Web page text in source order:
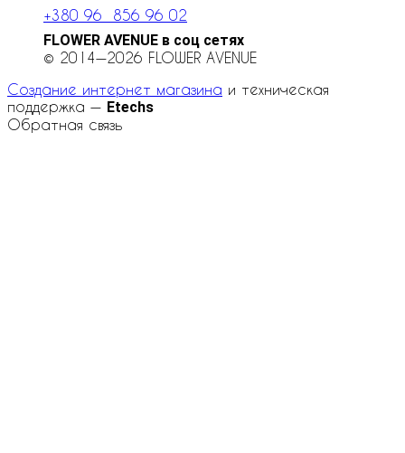
+380 96 856 96 02
FLOWER AVENUE в соц сетях
© 2014—2026 FLOWER AVENUE
Создание интернет магазина и техническая
поддержка — Etechs
Обратная связь